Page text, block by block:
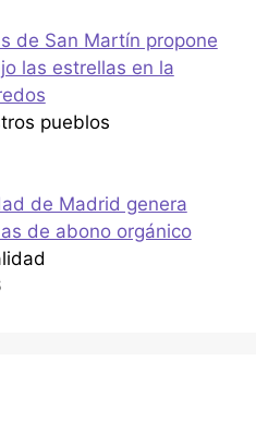
de San Martín propone
las estrellas en la
pueblos
de Madrid genera
de abono orgánico